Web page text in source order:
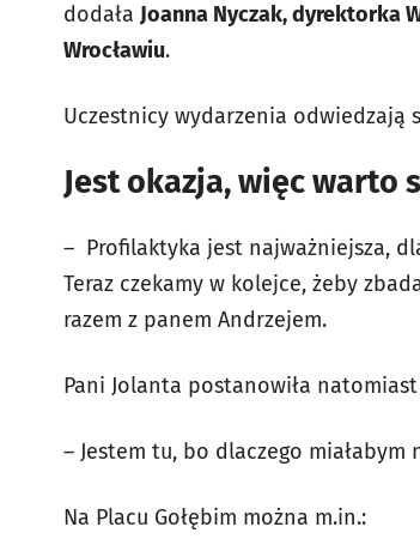
dodała Joanna Nyczak, dyrektorka
Wrocławiu.
Uczestnicy wydarzenia
Jest okazja, więc warto
– Profilaktyka jest najważniejsza,
Teraz czekamy w kolejce, żeby
razem z panem Andrzejem.
Pani Jolanta postanowiła
– Jestem tu, bo dlaczego
Na Placu Gołębim można m.in.: